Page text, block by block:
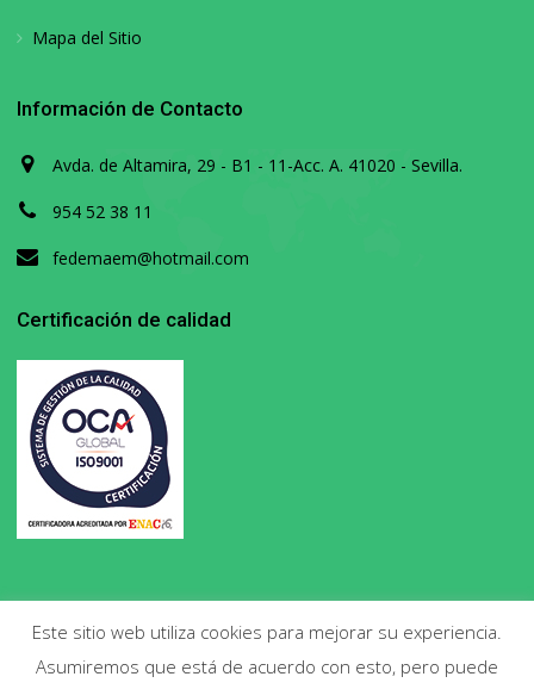
Mapa del Sitio
Información de Contacto
Avda. de Altamira, 29 - B1 - 11-Acc. A. 41020 - Sevilla.
954 52 38 11
fedemaem@hotmail.com
Certificación de calidad
Este sitio web utiliza cookies para mejorar su experiencia.
Asumiremos que está de acuerdo con esto, pero puede